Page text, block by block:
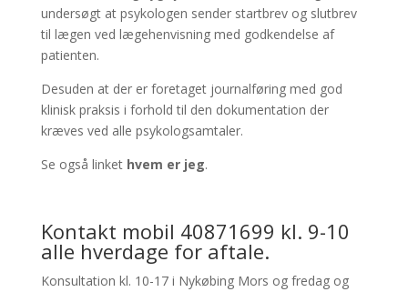
undersøgt at psykologen sender startbrev og slutbrev
til lægen ved lægehenvisning med godkendelse af
patienten.
Desuden at der er foretaget journalføring med god
klinisk praksis i forhold til den dokumentation der
kræves ved alle psykologsamtaler.
Se også linket hvem er jeg.
Kontakt mobil 40871699 kl. 9-10
alle hverdage for aftale.
Konsultation kl. 10-17 i Nykøbing Mors og fredag og